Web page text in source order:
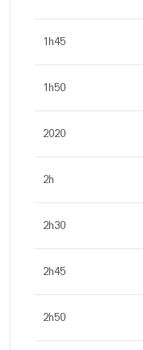
1h45
1h50
2020
2h
2h30
2h45
2h50